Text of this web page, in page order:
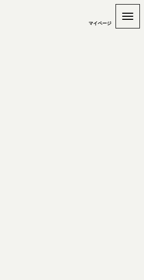
マイページ